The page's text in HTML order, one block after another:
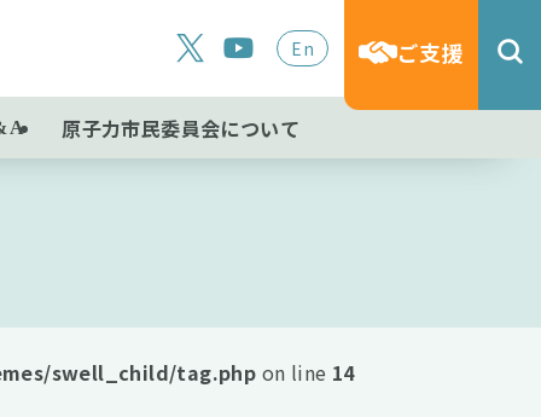
En ご支援
原子力市民委員会について
swell_child/tag.php on line 14